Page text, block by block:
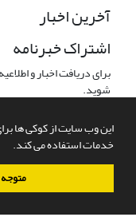
این وب سایت از کوکی ها
خدمات استفاده می کند.
آخرین اخبار
اشتراک خبرنامه
برای دریافت اخبار و
شوید.
سامانه مدیریت نشریات